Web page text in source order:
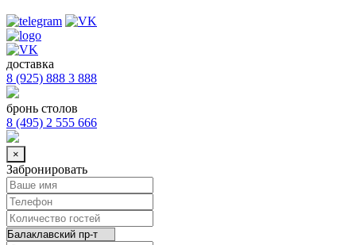
доставка
8 (925) 888 3 888
бронь столов
8 (495) 2 555 666
×
Забронировать